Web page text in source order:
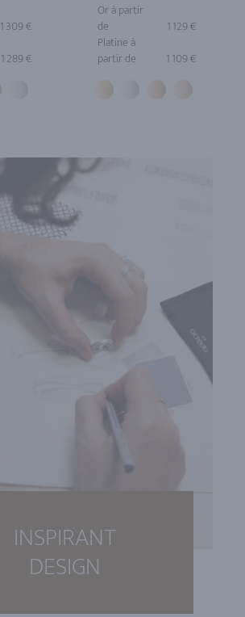
1 309 €
1 289 €
Or à partir
de
1 129 €
Platine à
partir de
1 109 €
INSPIRANT
DESIGN